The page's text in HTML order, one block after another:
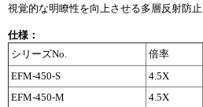
視覚的な明瞭性を向上させる多層反射防止
仕様：
シリーズNo.
倍率
EFM-450-S
4.5X
EFM-450-M
4.5X